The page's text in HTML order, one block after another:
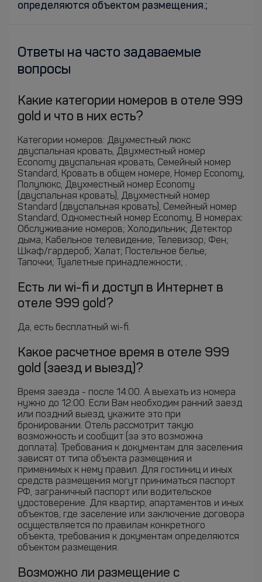
определяются объектом размещения.;
Ответы на часто задаваемые
вопросы
Какие категории номеров в отеле 999
gold и что в них есть?
Категории номеров: Двухместный люкс
двуспальная кровать, Двухместный номер
Economy двуспальная кровать, Семейный номер
Standard, Кровать в общем номере, Номер Economy,
Полулюкс, Двухместный номер Economy
(двуспальная кровать), Двухместный номер
Standard (двуспальная кровать), Семейный номер
Standard, Одноместный номер Economy, В номерах:
Обслуживание номеров; Холодильник; Детектор
дыма; Кабельное телевидение; Телевизор; Фен;
Шкаф/гардероб; Халат; Постельное белье;
Тапочки; Туалетные принадлежности; .
Есть ли wi-fi и доступ в Интернет в
отеле 999 gold?
Да, есть бесплатный wi-fi.
Какое расчетное время в отеле 999
gold (заезд и выезд)?
Время заезда - после 14:00. А выехать из номера
нужно до 12:00. Если Вам необходим ранний заезд
или поздний выезд, укажите это при
бронировании. Отель рассмотрит такую
возможность и сообщит (за это возможна
доплата). Требования к документам для заселения
зависят от типа объекта размещения и
применимых к нему правил. Для гостиниц и иных
средств размещения могут приниматься паспорт
РФ, заграничный паспорт или водительское
удостоверение. Для квартир, апартаментов и иных
объектов, где заселение или заключение договора
осуществляется по правилам конкретного
объекта, требования к документам определяются
объектом размещения.
Возможно ли размещение с